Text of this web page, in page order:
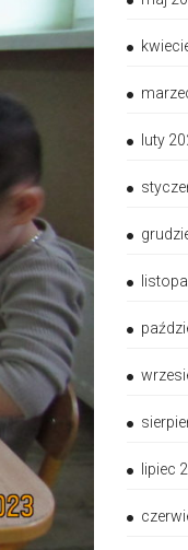
luty
lipiec